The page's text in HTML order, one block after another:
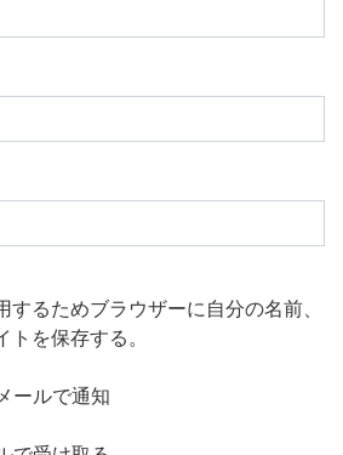
するためブラウザーに自分の名前、
トを保存する。
ールで通知